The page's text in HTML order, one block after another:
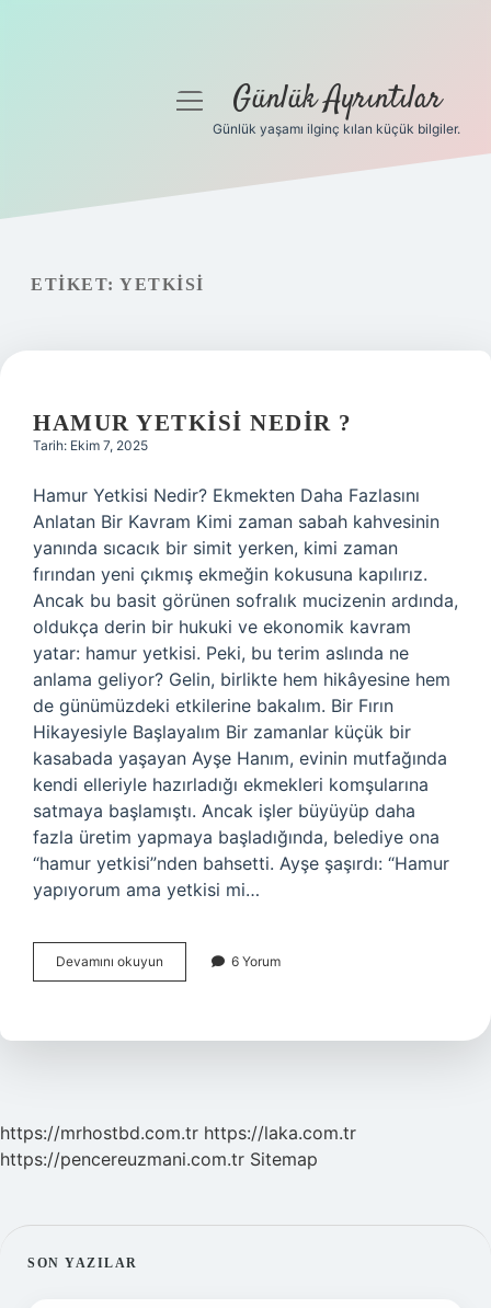
Gizlilik Politikası
menüyüGünlük Ayrıntılar
Günlük yaşamı ilginç kılan küçük bilgiler.
ETIKET: YETKISI
HAMUR YETKISI NEDIR ?
Tarih: Ekim 7, 2025
Hamur Yetkisi Nedir? Ekmekten Daha Fazlasını
Anlatan Bir Kavram Kimi zaman sabah kahvesinin
yanında sıcacık bir simit yerken, kimi zaman
fırından yeni çıkmış ekmeğin kokusuna kapılırız.
Ancak bu basit görünen sofralık mucizenin ardında,
oldukça derin bir hukuki ve ekonomik kavram
yatar: hamur yetkisi. Peki, bu terim aslında ne
anlama geliyor? Gelin, birlikte hem hikâyesine hem
de günümüzdeki etkilerine bakalım. Bir Fırın
Hikayesiyle Başlayalım Bir zamanlar küçük bir
kasabada yaşayan Ayşe Hanım, evinin mutfağında
kendi elleriyle hazırladığı ekmekleri komşularına
satmaya başlamıştı. Ancak işler büyüyüp daha
fazla üretim yapmaya başladığında, belediye ona
“hamur yetkisi”nden bahsetti. Ayşe şaşırdı: “Hamur
yapıyorum ama yetkisi mi…
Devamını okuyun
yetkisi
6 Yorum
https://mrhostbd.com.tr https://laka.com.tr
https://pencereuzmani.com.tr Sitemap
SIDEBAR
SON YAZILAR